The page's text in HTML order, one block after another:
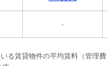
-
る賃貸物件の平均賃料（管理